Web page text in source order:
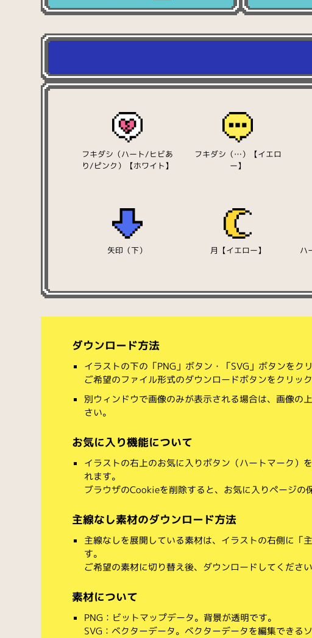
フキダシ（ハート/ヒビあ
り/ピンク）【ホワイト】
フキダシ（…）【イエロ
ー】
矢印（下） 月【イエロー】 ハ
ダウンロード方法
イラストの下の「PNG」ボタン・「SVG」ボタンをク
ご希望のファイル形式のダウンロードボタンをクリック
別ウィンドウで画像のみが表示される場合は、画像の
さい。
お気に入り機能について
イラストの右上のお気に入りボタン（ハートマーク）を
れます。
ブラウザのCookieを削除すると、お気に入りページの
主線なし素材のダウンロード方法
主線なしを展開している素材は、イラストの右側に
す。
ご希望の素材に切り替え後、ダウンロードしてください
素材について
PNG：ビットマップデータ。背景が透明です。
SVG：ベクターデータ。ベクターデータを編集でき